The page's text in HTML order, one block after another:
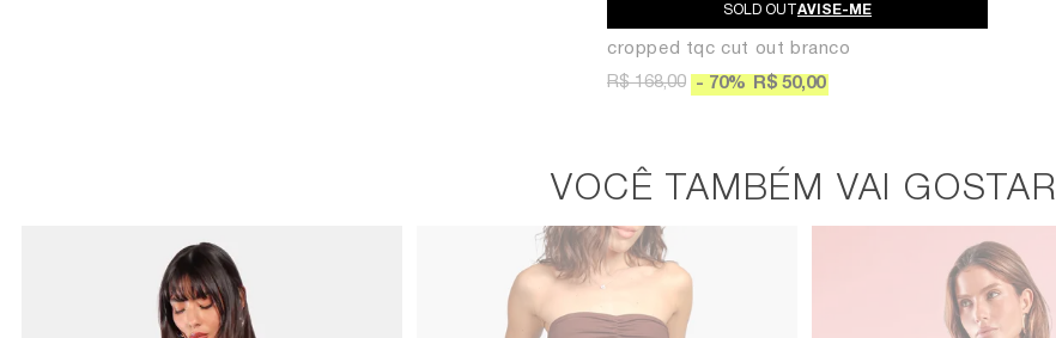
AVISE-ME
cropped tqc cut out branco
R$ 168,00
R$ 50,00
70%
VOCÊ TAMBÉM VAI GOSTAR